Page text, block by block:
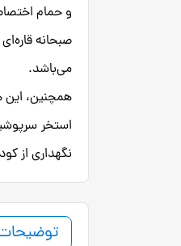
و حمام
می‌باشد.
همچنین، این
استخر
نگهداری از